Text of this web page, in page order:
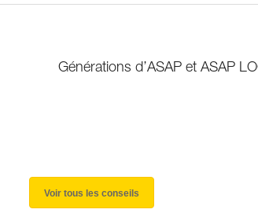
Générations d’ASAP et ASAP
Voir tous les conseils